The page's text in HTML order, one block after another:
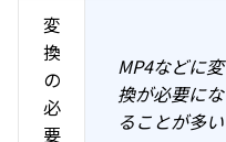
変
換
の
必
要
MP4などに変
換が必要にな
ることが多い